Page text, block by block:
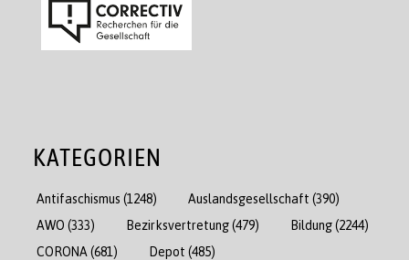
KATEGORIEN
Antifaschismus (1248) Auslandsgesellschaft (390)
AWO (333) Bezirksvertretung(479) Bildung(2244)
CORONA (681) Depot (485)